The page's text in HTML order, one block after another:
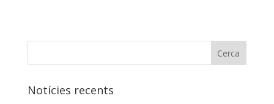
Notícies recents